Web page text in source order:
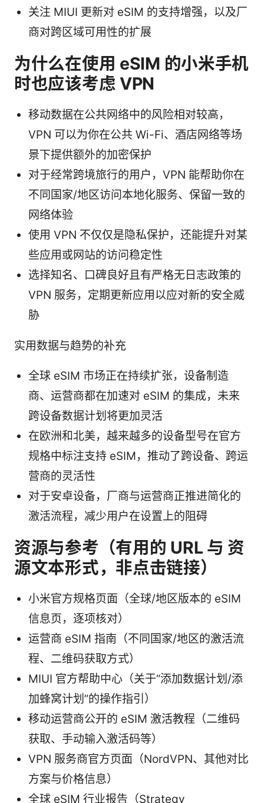
关注 MIUI 更新对 eSIM 的支持增强，以及厂
商对跨区域可用性的扩展
为什么在使用 eSIM 的小米手机
时也应该考虑 VPN
移动数据在公共网络中的风险相对较高，
VPN 可以为你在公共 Wi-Fi、酒店网络等场
景下提供额外的加密保护
对于经常跨境旅行的用户，VPN 能帮助你在
不同国家/地区访问本地化服务、保留一致的
网络体验
使用 VPN 不仅仅是隐私保护，还能提升对某
些应用或网站的访问稳定性
选择知名、口碑良好且有严格无日志政策的
VPN 服务，定期更新应用以应对新的安全威
胁
实用数据与趋势的补充
全球 eSIM 市场正在持续扩张，设备制造
商、运营商都在加速对 eSIM 的集成，未来
跨设备数据计划将更加灵活
在欧洲和北美，越来越多的设备型号在官方
规格中标注支持 eSIM，推动了跨设备、跨运
营商的灵活性
对于安卓设备，厂商与运营商正推进简化的
激活流程，减少用户在设置上的阻碍
资源与参考（有用的 URL 与 资
源文本形式，非点击链接）
小米官方规格页面（全球/地区版本的 eSIM
信息页，逐项核对）
运营商 eSIM 指南（不同国家/地区的激活流
程、二维码获取方式）
MIUI 官方帮助中心（关于“添加数据计划/添
加蜂窝计划”的操作指引）
移动运营商公开的 eSIM 激活教程（二维码
获取、手动输入激活码等）
VPN 服务商官方页面（NordVPN、其他对比
方案与价格信息）
全球 eSIM 行业报告（Strategy